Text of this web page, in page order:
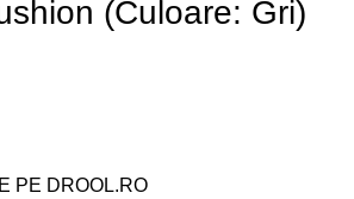
(Culoare: Gri)
PE DROOL.RO